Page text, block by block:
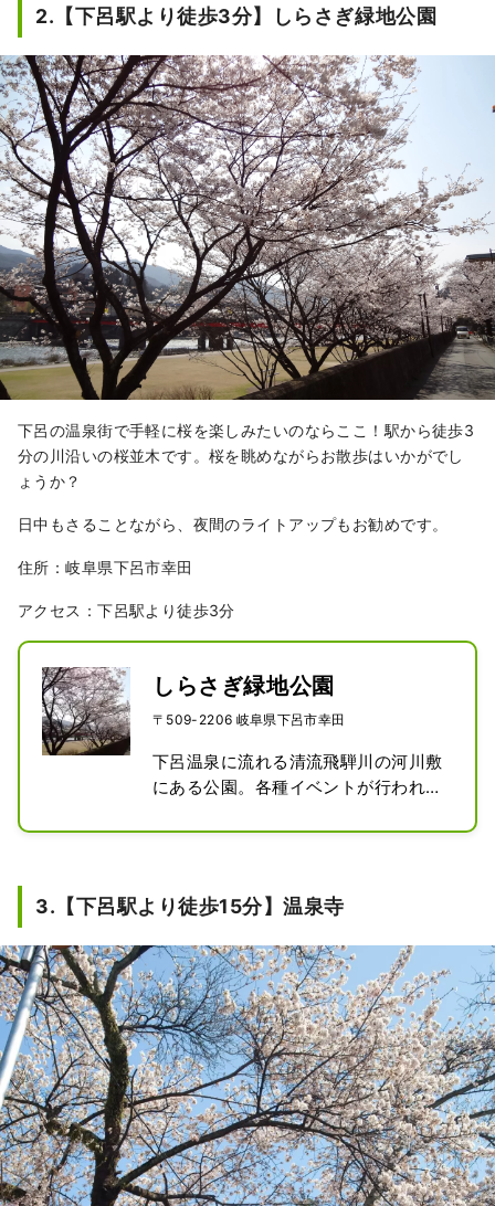
2.【下呂駅より徒歩3分】しらさぎ緑地公園
下呂の温泉街で手軽に桜を楽しみたいのならここ！駅から徒歩3
分の川沿いの桜並木です。桜を眺めながらお散歩はいかがでし
ょうか？
日中もさることながら、夜間のライトアップもお勧めです。
住所：岐阜県下呂市幸田
アクセス：下呂駅より徒歩3分
しらさぎ緑地公園
〒509-2206 岐阜県下呂市幸田
下呂温泉に流れる清流飛騨川の河川敷
にある公園。各種イベントが行われた
ージカルでは絶好の見物スポットとし
た時間を過ごしている。
われる。
3.【下呂駅より徒歩15分】温泉寺